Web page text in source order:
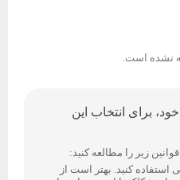
نشده است.
برای انتخاب این
زیر را مطالعه کنید:
استفاده کنید. بهتر است از